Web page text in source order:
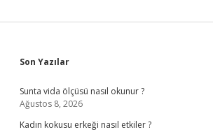
Sidebar
Son Yazılar
Sunta vida ölçüsü nasıl okunur ?
Ağustos 8, 2026
Kadın kokusu erkeği nasıl etkiler ?